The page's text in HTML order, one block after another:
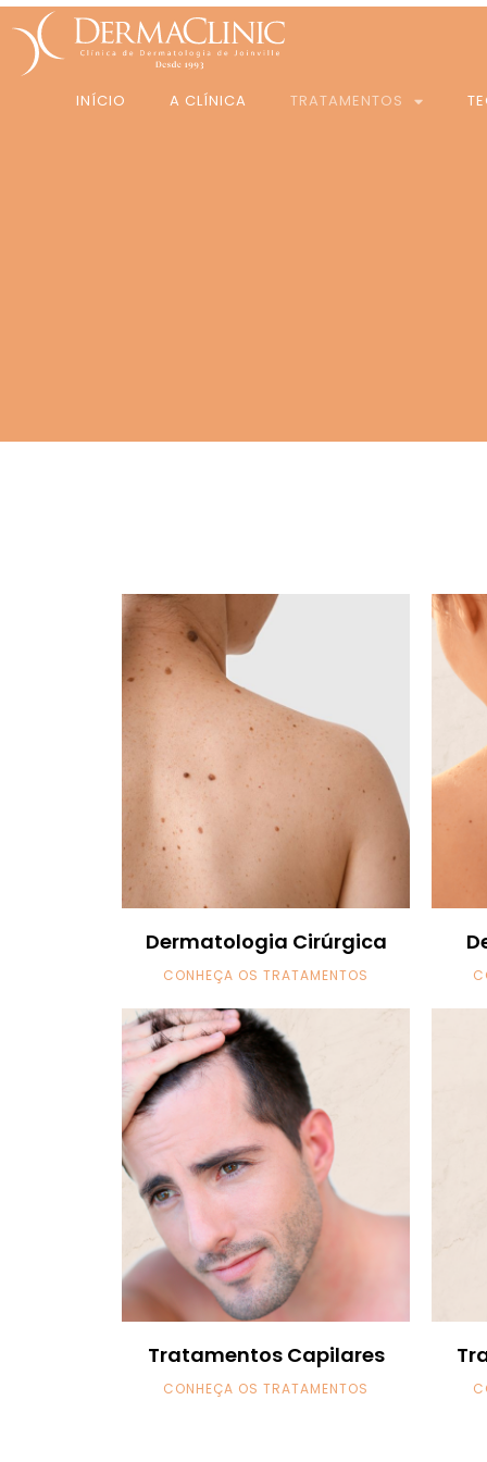
INÍCIO A CLÍNICA TRATAMENTOS
Dermatologia Cirúrgica
CONHEÇA OS TRATAMENTOS
Tratamentos Capilares
CONHEÇA OS TRATAMENTOS